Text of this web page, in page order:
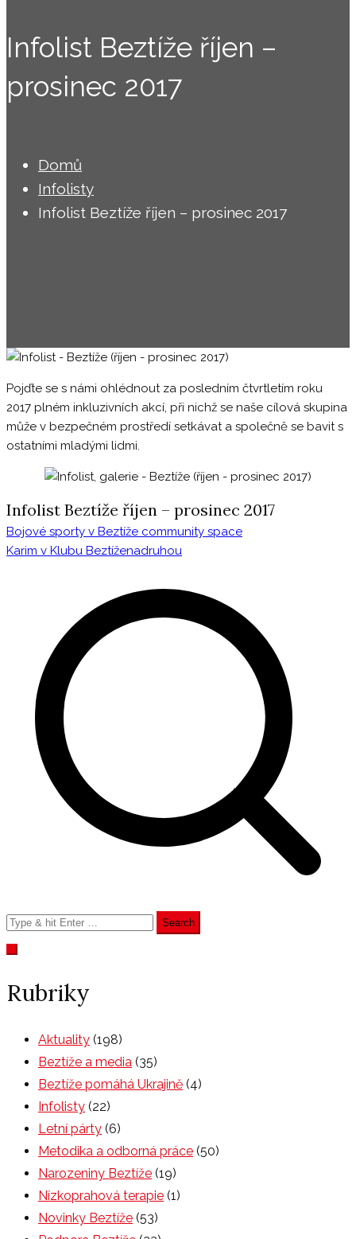
Infolist Beztíže říjen –
prosinec 2017
Domů
Infolisty
Infolist Beztíže říjen – prosinec 2017
Pojďte se s námi ohlédnout za posledním čtvrtletím roku
2017 plném inkluzivních akcí, při nichž se naše cílová skupina
může v bezpečném prostředí setkávat a společně se bavit s
ostatními mladými lidmi.
Infolist Beztíže říjen – prosinec 2017
Navigace
pro
příspěvek
Bojové sporty v Beztíže community space
Karim v Klubu Beztíženadruhou
Search
for:
Rubriky
Aktuality (198)
Beztíže a media (35)
Beztíže pomáhá Ukrajině (4)
Infolisty (22)
Letní párty (6)
Metodika a odborná práce (50)
Narozeniny Beztíže (19)
Nízkoprahová terapie (1)
Novinky Beztíže (53)